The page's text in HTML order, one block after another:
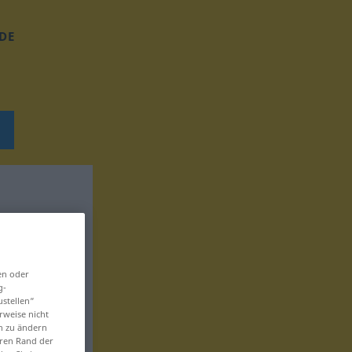
DE
oder
nicht
zu ändern
Rand der